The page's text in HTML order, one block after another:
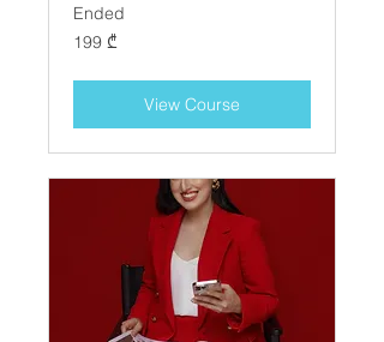
Ended
199
ქართული
199 ₾
View Course